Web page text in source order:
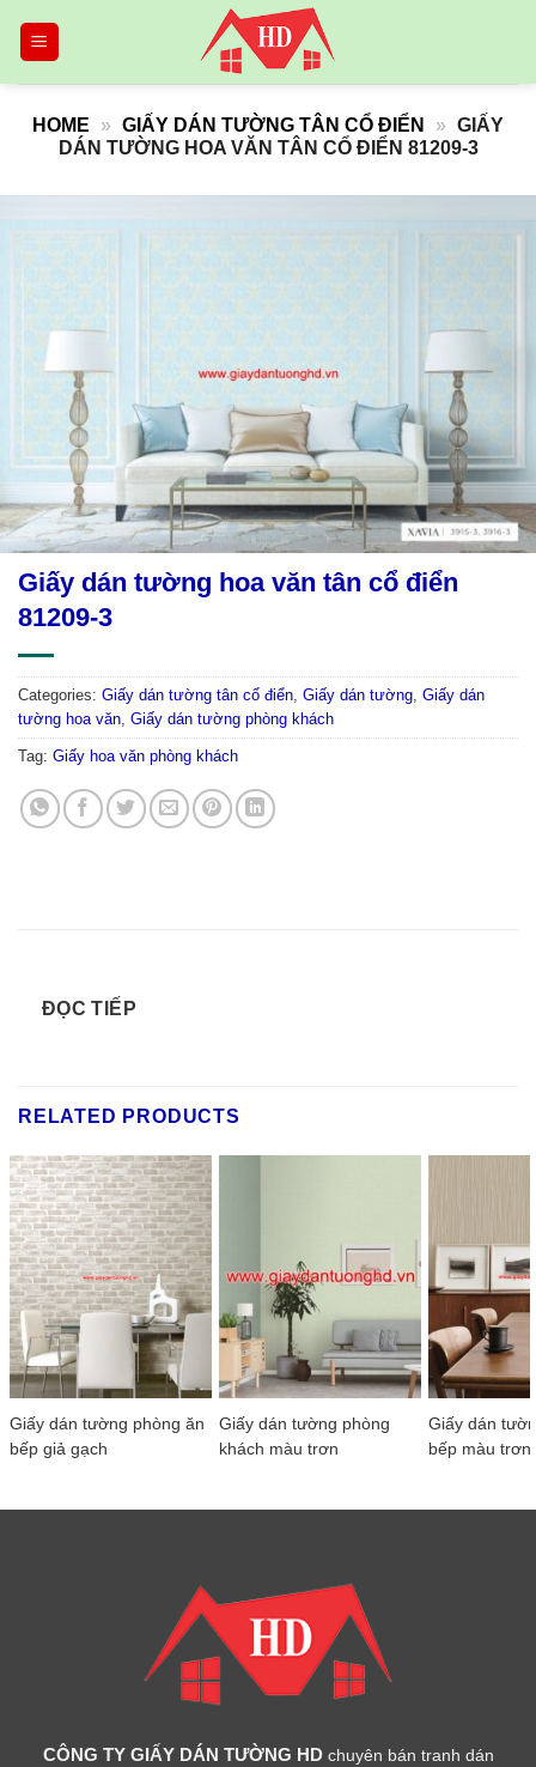
HOME » GIẤY DÁN TƯỜNG TÂN CỔ ĐIỂN » GIẤY
DÁN TƯỜNG HOA VĂN TÂN CỔ ĐIỂN 81209-3
Giấy dán tường hoa văn tân cổ điển
81209-3
Categories: Giấy dán tường tân cổ điển Giấy dán tường Giấy dán
tường hoa văn Giấy dán tường phòng khách
Tag: Giấy hoa văn phòng khách
ĐỌC TIẾP
RELATED PRODUCTS
Giấy dán tường phòng ăn
bếp giả gạch
Giấy dán tường phòng
khách màu trơn
Giấy dán
bếp màu trơn
CÔNG TY GIẤY DÁN TƯỜNG HD chuyên bán tranh dán